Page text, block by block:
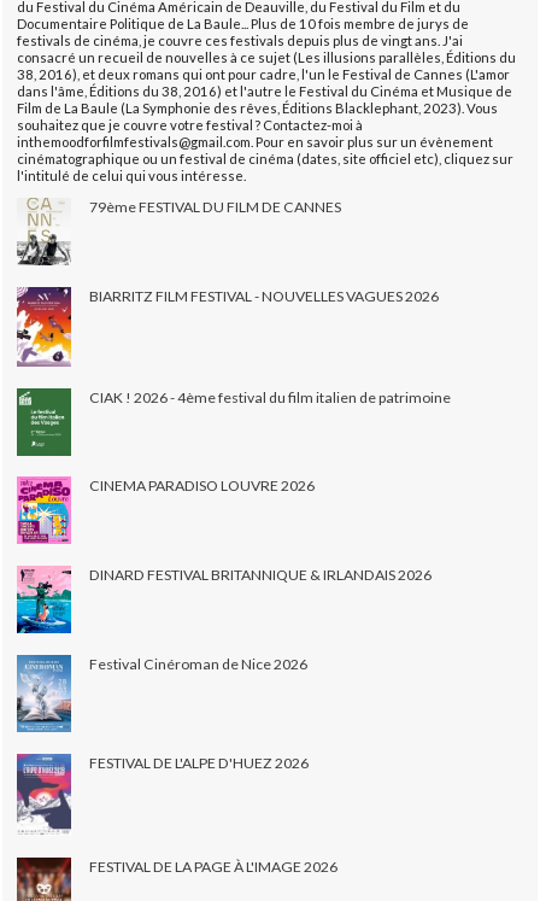
du Festival du Cinéma Américain de Deauville, du Festival du Film et du
Documentaire Politique de La Baule... Plus de 10 fois membre de jurys de
festivals de cinéma, je couvre ces festivals depuis plus de vingt ans. J'ai
consacré un recueil de nouvelles à ce sujet (Les illusions parallèles, Éditions du
38, 2016), et deux romans qui ont pour cadre, l'un le Festival de Cannes (L'amor
dans l'âme, Éditions du 38, 2016) et l'autre le Festival du Cinéma et Musique de
Film de La Baule (La Symphonie des rêves, Éditions Blacklephant, 2023). Vous
souhaitez que je couvre votre festival ? Contactez-moi à
inthemoodforfilmfestivals@gmail.com. Pour en savoir plus sur un évènement
cinématographique ou un festival de cinéma (dates, site officiel etc), cliquez sur
l'intitulé de celui qui vous intéresse.
79ème FESTIVAL DU FILM DE CANNES
BIARRITZ FILM FESTIVAL - NOUVELLES VAGUES 2026
CIAK ! 2026 - 4ème festival du film italien de patrimoine
CINEMA PARADISO LOUVRE 2026
DINARD FESTIVAL BRITANNIQUE & IRLANDAIS 2026
Festival Cinéroman de Nice 2026
FESTIVAL DE L'ALPE D'HUEZ 2026
FESTIVAL DE LA PAGE À L'IMAGE 2026